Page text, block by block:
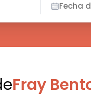
Fecha
Fray